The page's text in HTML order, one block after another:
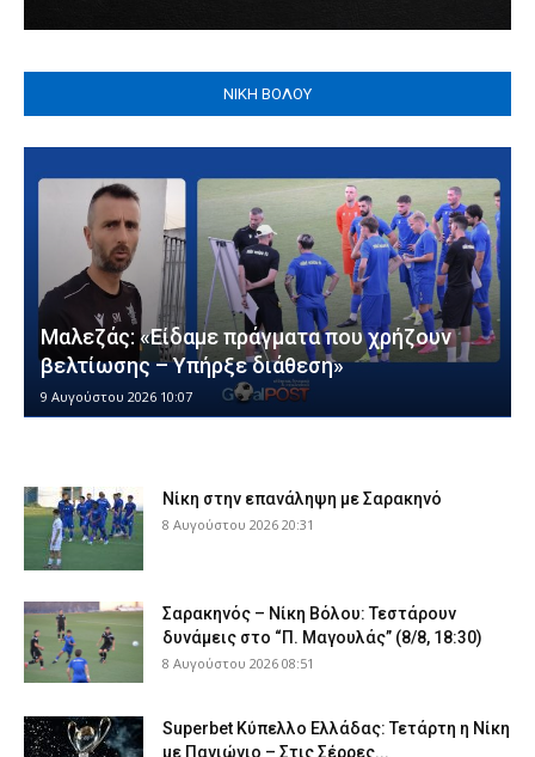
ΝΙΚΗ ΒΟΛΟΥ
Μαλεζάς: «Είδαμε πράγματα που χρήζουν
βελτίωσης – Υπήρξε διάθεση»
9 Αυγούστου 2026 10:07
Νίκη στην επανάληψη με Σαρακηνό
8 Αυγούστου 2026 20:31
Σαρακηνός – Νίκη Βόλου: Τεστάρουν
δυνάμεις στο “Π. Μαγουλάς” (8/8, 18:30)
8 Αυγούστου 2026 08:51
Superbet Κύπελλο Ελλάδας: Τετάρτη η Νίκη
με Πανιώνιο – Στις Σέρρες...